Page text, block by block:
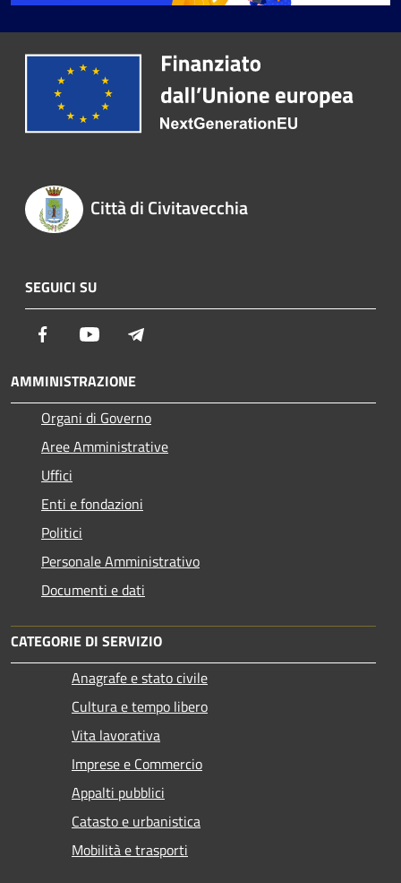
Città di Civitavecchia
SEGUICI SU
Facebook Youtube
AMMINISTRAZIONE
Organi di Governo
Aree Amministrative
Uffici
Enti e fondazioni
Politici
Personale Amministrativo
Documenti e dati
CATEGORIE DI SERVIZIO
Anagrafe e stato civile
Cultura e tempo libero
Vita lavorativa
Imprese e Commercio
Appalti pubblici
Catasto e urbanistica
Mobilità e trasporti